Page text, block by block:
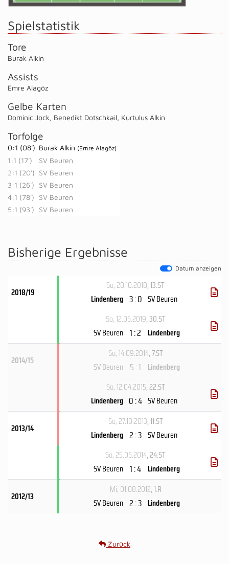
Spielstatistik
Tore
Burak Alkin
Assists
Emre Alagöz
Gelbe Karten
Dominic Jock, Benedikt Dotschkail, Kurtulus Alkin
Torfolge
0:1 (08') Burak Alkin (Emre Alagöz)
1:1 (17')
SV Beuren
2:1 (20') SV Beuren
3:1 (26')
SV Beuren
4:1 (78')
SV Beuren
5:1 (93')
SV Beuren
Bisherige Ergebnisse
Datum anzeigen
2018/19
So, 28.10.2018, 13.ST
Lindenberg 3 : 0 SV Beuren
So, 12.05.2019, 30.ST
SV Beuren 1 : 2 Lindenberg
2014/15
So, 14.09.2014, 7.ST
SV Beuren 5 : 1 Lindenberg
So, 12.04.2015, 22.ST
Lindenberg 0 : 4 SV Beuren
2013/14
So, 27.10.2013, 11.ST
Lindenberg 2 : 3 SV Beuren
So, 25.05.2014, 24.ST
SV Beuren 1 : 4 Lindenberg
2012/13
Mi, 01.08.2012, 1.R
SV Beuren 2 : 3 Lindenberg
Zurück